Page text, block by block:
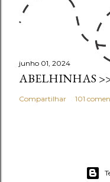
junho 01, 2024
ABELHINHAS
Compartilhar 101